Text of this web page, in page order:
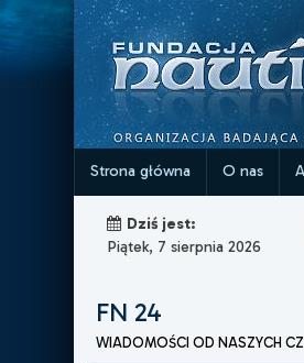
Strona główna O nas
Dziś jest:
Piątek, 7 sierpnia 2026
FN 24
WIADOMOŚCI OD NASZYCH